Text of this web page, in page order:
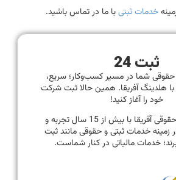
خدمات ثبتیبا ما در تماس باشید.
ثبت 24
حقوقی شما در مسیر کسب‌وکار؛ سریع،
هلدینگ آفریقا. همین حالا ثبت شرکت
خود را آغاز کنید!
هلدینگ ثبتی و حقوقی آفریقا با بیش از 15 سال تجربه و
زمینه خدمات ثبتی و حقوقی مانند ثبت
خدمات مالیاتی در کنار شماست.